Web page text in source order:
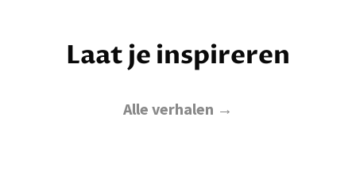
Laat je inspireren
Alle verhalen →